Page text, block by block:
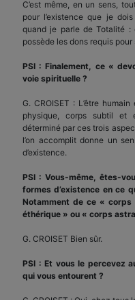
C’est même, en un sens,
pour l’existence que je
quand je parle de Totalité :
possède les dons requis
PSI : Finalement, ce «
voie spirituelle ?
G. CROISET : L’être
physique, corps subtil et
déterminé par ces trois
l’on accomplit donne un
d’existence.
PSI : Vous-même, êtes-
formes d’existence en ce
Notamment de ce « corps
éthérique » ou « corps
G. CROISET Bien sûr.
PSI : Et vous le percevez
qui vous entourent ?